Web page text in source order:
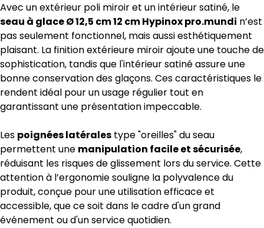
Avec un extérieur poli miroir et un intérieur satiné, le
seau à glace Ø 12,5 cm 12 cm Hypinox pro.mundi n’est
pas seulement fonctionnel, mais aussi esthétiquement
plaisant. La finition extérieure miroir ajoute une touche de
sophistication, tandis que l'intérieur satiné assure une
bonne conservation des glaçons. Ces caractéristiques le
rendent idéal pour un usage régulier tout en
garantissant une présentation impeccable.
Les poignées latérales type "oreilles" du seau
permettent une manipulation facile et sécurisée,
réduisant les risques de glissement lors du service. Cette
attention à l’ergonomie souligne la polyvalence du
produit, conçue pour une utilisation efficace et
accessible, que ce soit dans le cadre d'un grand
événement ou d'un service quotidien.